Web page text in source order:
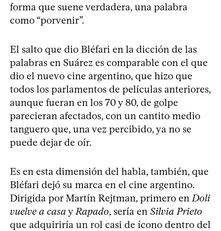
forma que suene verdadera, una palabra
como “porvenir”.
El salto que dio Bléfari en la dicción de las
palabras en Suárez es comparable con el que
dio el nuevo cine argentino, que hizo que
todos los parlamentos de películas anteriores,
aunque fueran en los 70 y 80, de golpe
parecieran afectados, con un cantito medio
tanguero que, una vez percibido, ya no se
puede dejar de oír.
Es en esta dimensión del habla, también, que
Bléfari dejó su marca en el cine argentino.
Dirigida por Martín Rejtman, primero en Doli
vuelve a casay Rapado, sería en Silvia Prieto
que adquiriría un rol casi de ícono dentro del